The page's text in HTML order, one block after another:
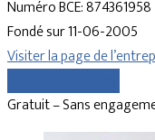
Numéro BCE: 874361958
Fondé sur 11-06-2005
Visiter la page de
Gratuit – Sans